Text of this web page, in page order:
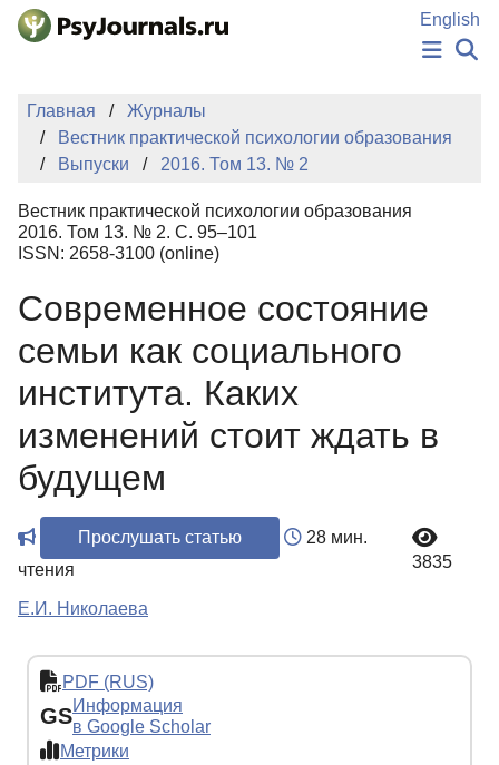
Перейти к основному содержанию
English
НОВОСТИ
ИЗДАНИЯ
АВТОРЫ
БАЗА ЗНАНИЙ
КЛЮЧЕВЫЕ СЛОВА
Регистрация
Главная
Журналы
Вестник практической психологии образования
Выпуски
2016. Том 13. № 2
Вестник практической психологии образования
2016. Том 13. № 2. С. 95–101
ISSN: 2658-3100 (online)
Современное состояние
семьи как социального
института. Каких
изменений стоит ждать в
будущем
Прослушать статью
28 мин.
чтения
3835
Е.И. Николаева
PDF (RUS)
GSИнформация
в Google Scholar
Метрики